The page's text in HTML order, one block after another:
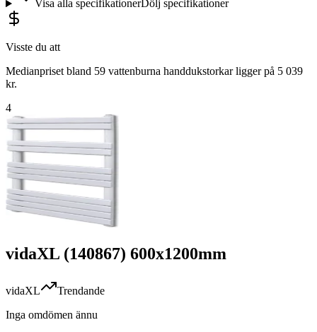
Visa alla specifikationerDölj specifikationer
Visste du att
Medianpriset bland 59 vattenburna handdukstorkar ligger på 5 039
kr.
4
vidaXL (140867) 600x1200mm
vidaXL
Trendande
Inga omdömen ännu